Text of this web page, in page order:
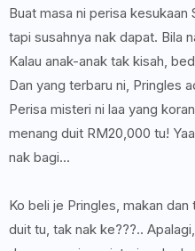
Buat masa ni perisa kesukaan
tapi susahnya nak dapat. Bila
Kalau anak-anak tak kisah,
Dan yang terbaru ni, Pringles
Perisa misteri ni laa yang
menang duit RM20,000 tu!
nak bagi...
Ko beli je Pringles, makan
duit tu, tak nak ke???..